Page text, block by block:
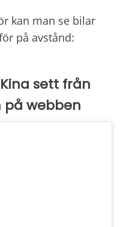
kan man se bilar
på avstånd:
sett från
webben